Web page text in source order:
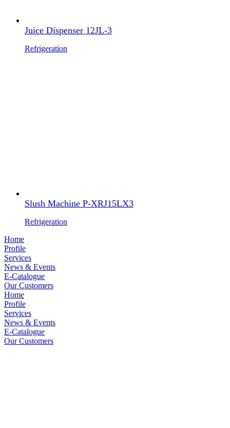
Juice Dispenser 12JL-3
Refrigeration
Slush Machine P-XRJ15LX3
Refrigeration
Home
Profile
Services
News & Events
E-Catalogue
Our Customers
Home
Profile
Services
News & Events
E-Catalogue
Our Customers